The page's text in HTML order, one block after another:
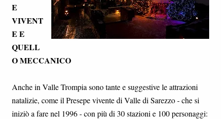
E
VIVENT
E E
QUELL
O MECCANICO
Anche in Valle Trompia sono tante e suggestive le attrazioni
natalizie, come il Presepe vivente di Valle di Sarezzo - che si
iniziò a fare nel 1996 - con più di 30 stazioni e 100 personaggi: